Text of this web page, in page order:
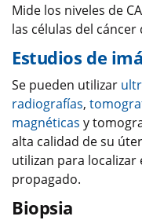
Mide los niveles de
las células del cáncer
Estudios de
Se pueden utilizar
radiografías,
magnéticas y
alta calidad de su
utilizan para localizar
propagado.
Biopsia